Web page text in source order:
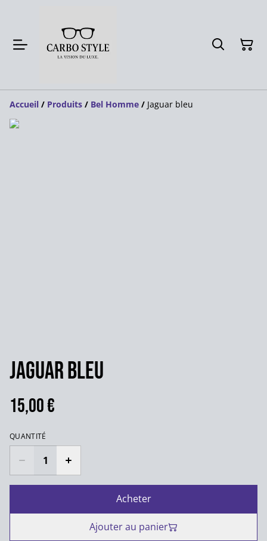
Accueil / Produits / Bel Homme / Jaguar bleu
Jaguar bleu
15,00 €
QUANTITÉ
Acheter
Ajouter au panier